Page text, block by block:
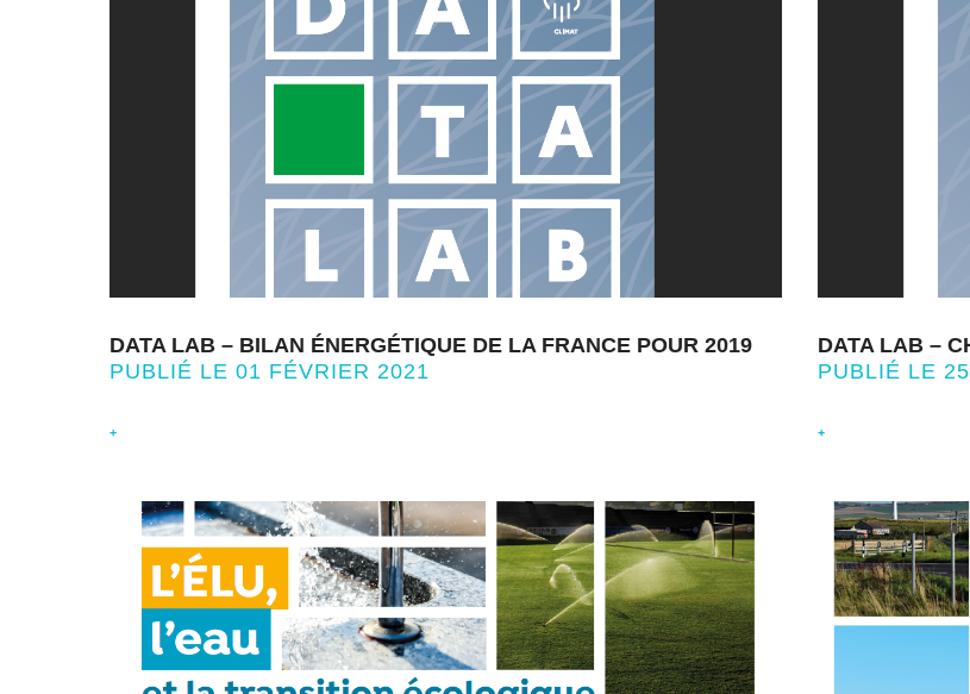
DATA LAB – BILAN ÉNERGÉTIQUE DE LA FRANCE POUR 2019
PUBLIÉ LE 01 FÉVRIER 2021
+
DATA LAB –
PUBLIÉ LE
+